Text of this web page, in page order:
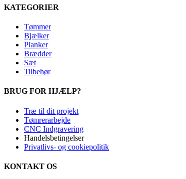
KATEGORIER
Tømmer
Bjælker
Planker
Brædder
Sæt
Tilbehør
BRUG FOR HJÆLP?
Træ til dit projekt
Tømrerarbejde
CNC Indgravering
Handelsbetingelser
Privatlivs- og cookiepolitik
KONTAKT OS